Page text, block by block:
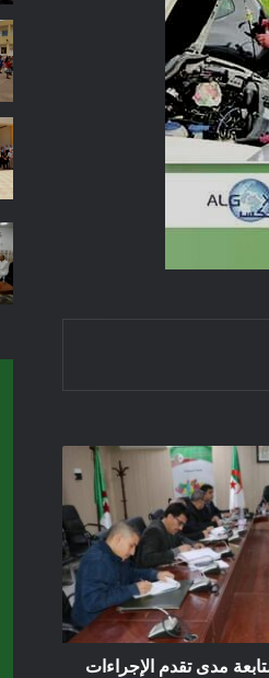
مدى تقدم الإجراءات